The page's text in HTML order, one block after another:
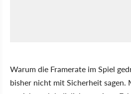
Warum die Framerate im Spiel
bisher nicht mit Sicherheit sagen.